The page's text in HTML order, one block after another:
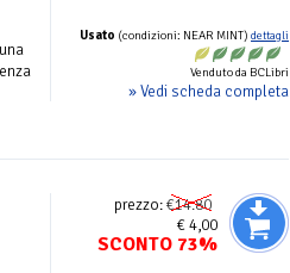
Usato (condizioni: NEAR MINT) dettagli
Venduto da BCLibri
» Vedi scheda completa
prezzo:€14.80
€ 4,00
SCONTO 73%